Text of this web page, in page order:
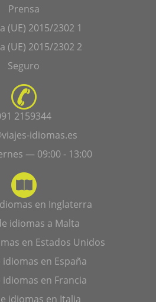
Prensa
(UE) 2015/2302 1
(UE) 2015/2302 2
Seguro
2159344
idiomas.es
— 09:00 - 13:00
en Inglaterra
idiomas a Malta
en Estados Unidos
idiomas en España
idiomas en Francia
idiomas en Italia